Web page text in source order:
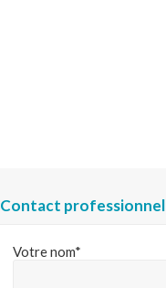
Contact professionnel
Votre nom*